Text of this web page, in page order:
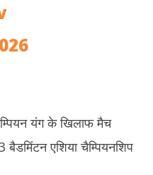
यंग के खिलाफ मैच
एशिया चैम्पियनशिप